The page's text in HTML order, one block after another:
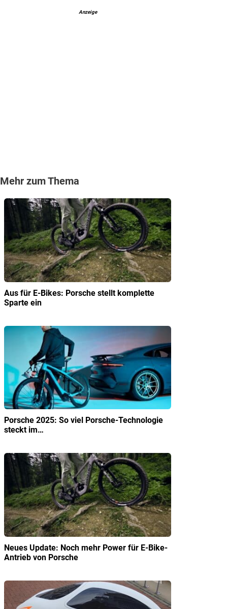
Anzeige
Mehr zum Thema
Aus für E-Bikes: Porsche stellt komplette
Sparte ein
Porsche 2025: So viel Porsche-Technologie
steckt im…
Neues Update: Noch mehr Power für E-Bike-
Antrieb von Porsche